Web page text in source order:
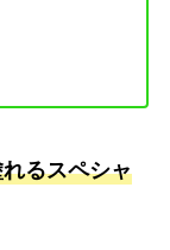
るスペシャ